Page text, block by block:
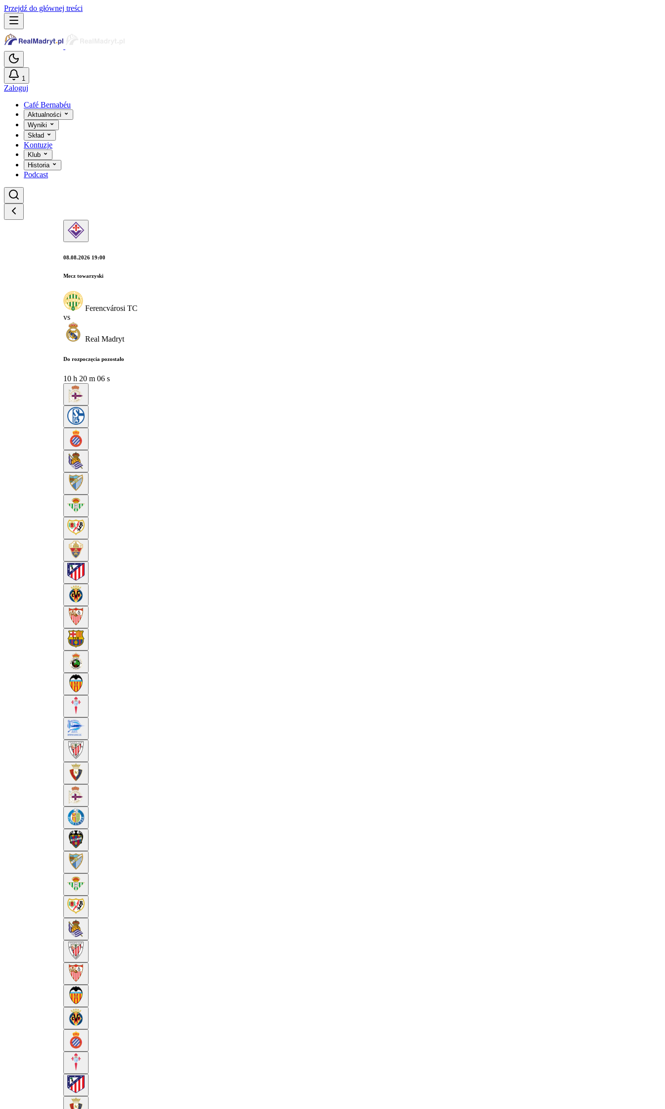
Przejdź do głównej treści
1
Zaloguj
Café Bernabéu
Aktualności
Wyniki
Skład
Kontuzje
Klub
Historia
Podcast
08.08.2026 19:00
Mecz towarzyski
Ferencvárosi TC
vs
Real Madryt
Do rozpoczęcia pozostało
10 h 20 m 05 s